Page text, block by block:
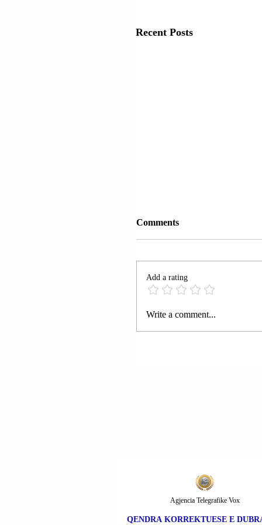
Recent Posts
MILANO | ULAS
Comments
Add a rating
Write a comment...
QENDRA KORREKTUESE E
Agjencia Telegrafike Vox